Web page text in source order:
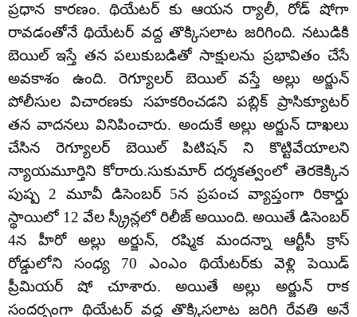
ప్రధాన కారణం. థియేటర్ కు ఆయన ర్యాలీ, రోడ్ షోగా
రావడంతోనే థియేటర్ వద్ద తొక్కిసలాట జరిగింది. నటుడికి
బెయిల్ ఇస్తే తన పలుకుబడితో సాక్షులను ప్రభావితం చేసే
అవకాశం ఉంది. రెగ్యూలర్ బెయిల్ వస్తే అల్లు అర్జున్
పోలీసుల విచారణకు సహకరించడని పబ్లిక్ ప్రాసిక్యూటర్
తన వాదనలు వినిపించారు. అందుకే అల్లు అర్జున్ దాఖలు
చేసిన రెగ్యూలర్ బెయిల్ పిటిషన్ ని కొట్టివేయాలని
న్యాయమూర్తిని కోరారు.సుకుమార్ దర్శకత్వంలో తెరకెక్కిన
పుష్ప 2 మూవీ డిసెంబర్ 5న ప్రపంచ వ్యాప్తంగా రికార్డు
స్థాయిలో 12 వేల స్క్రీన్లలో రిలీజ్ అయింది. అయితే డిసెంబర్
4న హీరో అల్లు అర్జున్, రష్మిక మందన్నా ఆర్టీసీ క్రాస్
రోడ్డులోని సంధ్య 70 ఎంఎం థియేటర్‌కు వెళ్లి పెయిడ్
ప్రీమియర్ షో చూశారు. అయితే అల్లు అర్జున్ రాక
సందర్భంగా థియేటర్ వద్ద తొక్కిసలాట జరిగి రేవతి అనే